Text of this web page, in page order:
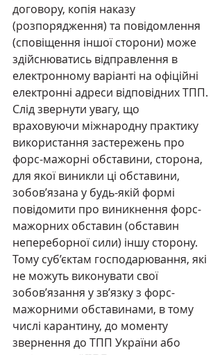
договору, копія наказу
(розпорядження) та повідомлення
(сповіщення іншої сторони) може
здійснюватись відправлення в
електронному варіанті на офіційні
електронні адреси відповідних ТПП.
Слід звернути увагу, що
враховуючи міжнародну практику
використання застережень про
форс-мажорні обставини, сторона,
для якої виникли ці обставини,
зобов’язана у будь-якій формі
повідомити про виникнення форс-
мажорних обставин (обставин
непереборної сили) іншу сторону.
Тому суб’єктам господарювання, які
не можуть виконувати свої
зобов’язання у зв’язку з форс-
мажорними обставинами, в тому
числі карантину, до моменту
звернення до ТПП України або